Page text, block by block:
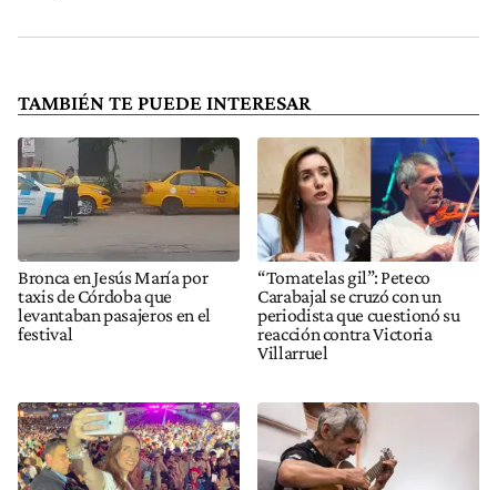
TAMBIÉN TE PUEDE INTERESAR
Bronca en Jesús María por
taxis de Córdoba que
levantaban pasajeros en el
festival
“Tomatelas gil”: Peteco
Carabajal se cruzó con un
periodista que cuestionó su
reacción contra Victoria
Villarruel